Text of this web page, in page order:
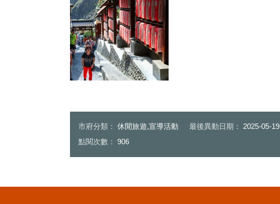
烏日溫泉_0
市府分類： 休閒旅遊,宣導活動 最後異動日期： 2025-05-19
點閱次數： 906